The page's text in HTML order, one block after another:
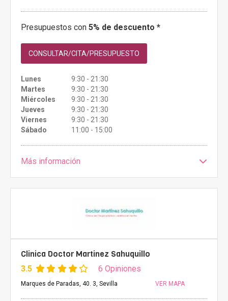
Presupuestos con 5% de descuento *
CONSULTAR/CITA/PRESUPUESTO
Lunes
9:30 - 21:30
Martes
9:30 - 21:30
Miércoles
9:30 - 21:30
Jueves
9:30 - 21:30
Viernes
9:30 - 21:30
Sábado
11:00 - 15:00
Más información
Clinica Doctor Martinez Sahuquillo
3.5 6 Opiniones
Marques de Paradas, 40. 3, Sevilla VER MAPA